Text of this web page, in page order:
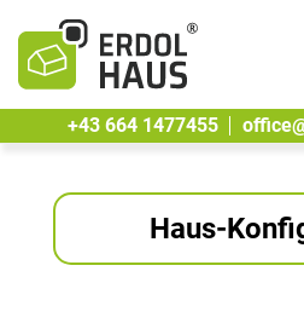
+43 664 1477455
Haus-